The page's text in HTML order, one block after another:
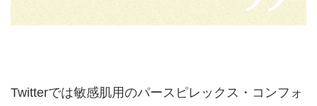
Twitterでは敏感肌用のパースピレックス・コンフォ